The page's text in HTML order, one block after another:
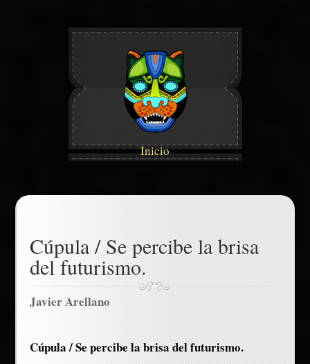
Inicio
Cúpula / Se percibe la brisa
del futurismo.
Javier Arellano
Cúpula / Se percibe la brisa del futurismo.